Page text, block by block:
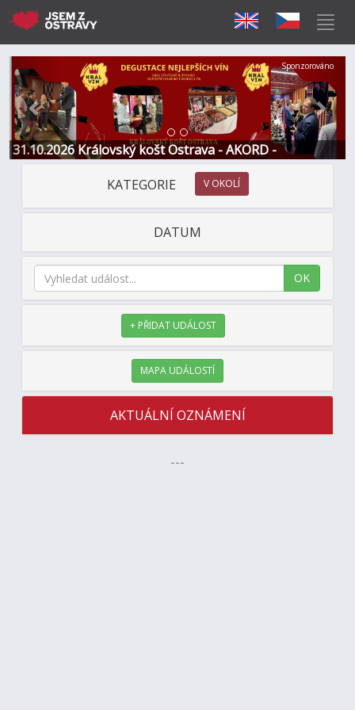
31.10.2026 Královský košt Ostrava - AKORD -
Restaurace a Hotel
Předchozí Další
Sponzorováno
KATEGORIE V OKOLÍ
DATUM
OK
+ PŘIDAT UDÁLOST
MAPA UDÁLOSTÍ
AKTUÁLNÍ OZNÁMENÍ
---